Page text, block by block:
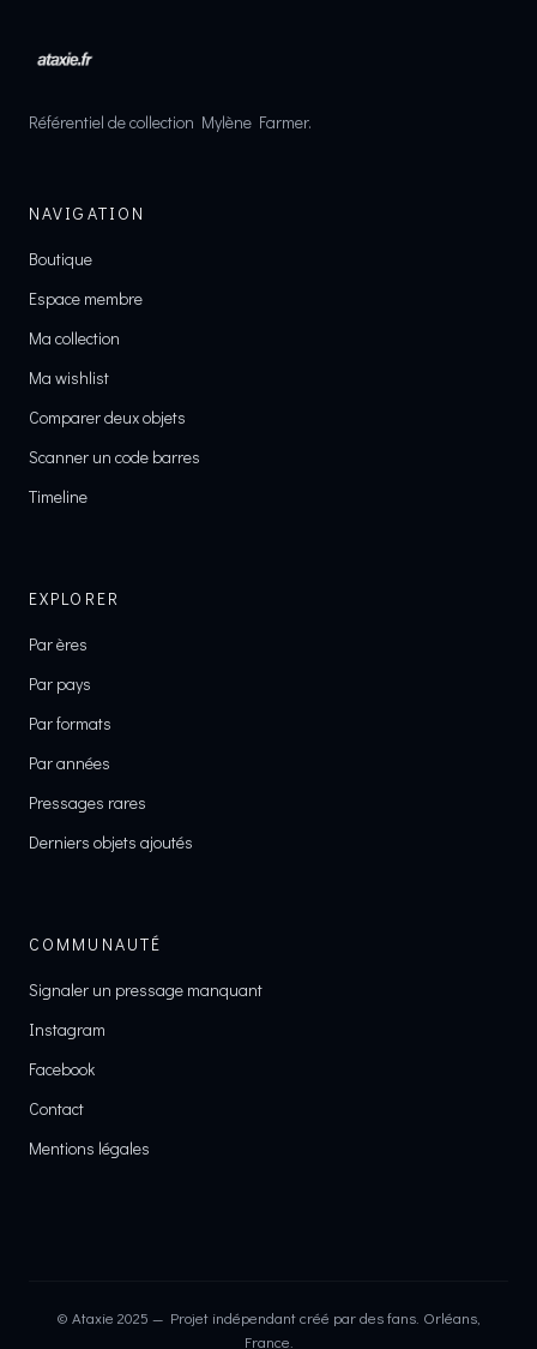
Référentiel de collection Mylène Farmer.
NAVIGATION
Boutique
Espace membre
Ma collection
Ma wishlist
Comparer deux objets
Scanner un code barres
Timeline
EXPLORER
Par ères
Par pays
Par formats
Par années
Pressages rares
Derniers objets ajoutés
COMMUNAUTÉ
Signaler un pressage manquant
Instagram
Facebook
Contact
Mentions légales
© Ataxie 2025 — Projet indépendant créé par des fans. Orléans,
France.